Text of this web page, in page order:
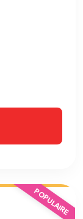
POPULAIRE